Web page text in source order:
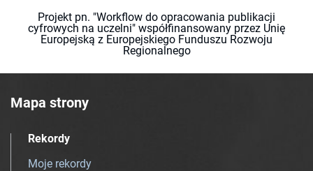
Projekt pn. "Workflow do opracowania publikacji
cyfrowych na uczelni" współfinansowany przez Unię
Europejską z Europejskiego Funduszu Rozwoju
Regionalnego
Mapa strony
Rekordy
Moje rekordy